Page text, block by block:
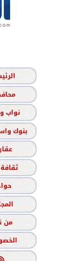
نواب
بنوك
من